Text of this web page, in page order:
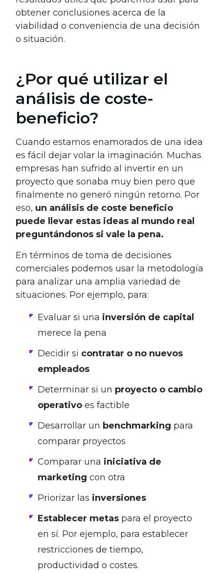
obtener conclusiones acerca de la
viabilidad o conveniencia de una decisión
o situación.
¿Por qué utilizar el
análisis de coste-
beneficio?
Cuando estamos enamorados de una idea
es fácil dejar volar la imaginación. Muchas
empresas han sufrido al invertir en un
proyecto que sonaba muy bien pero que
finalmente no generó ningún retorno. Por
eso, un análisis de coste beneficio
puede llevar estas ideas al mundo real
preguntándonos si vale la pena.
En términos de toma de decisiones
comerciales podemos usar la metodología
para analizar una amplia variedad de
situaciones. Por ejemplo, para:
Evaluar si una inversión de capital
merece la pena
Decidir si contratar o no nuevos
empleados
Determinar si un proyecto o cambio
operativo es factible
Desarrollar un benchmarking para
comparar proyectos
Comparar una iniciativa de
marketing con otra
Priorizar las inversiones
Establecer metas para el proyecto
en sí. Por ejemplo, para establecer
restricciones de tiempo,
productividad o costes.